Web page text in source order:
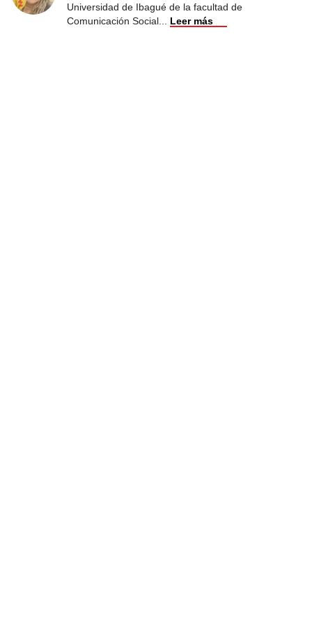
Universidad de Ibagué de la facultad de
Comunicación Social
Leer más